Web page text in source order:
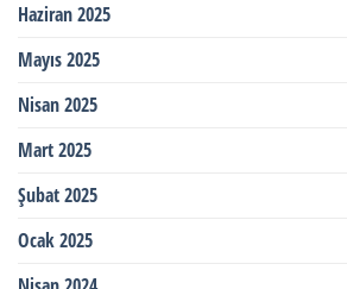
Haziran 2025
Mayıs 2025
Nisan 2025
Mart 2025
Şubat 2025
Ocak 2025